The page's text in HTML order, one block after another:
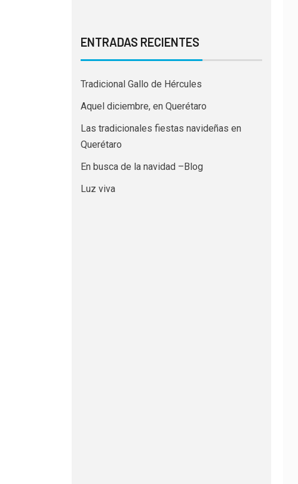
ENTRADAS RECIENTES
Tradicional Gallo de Hércules
Aquel diciembre, en Querétaro
Las tradicionales fiestas navideñas en
Querétaro
En busca de la navidad –Blog
Luz viva